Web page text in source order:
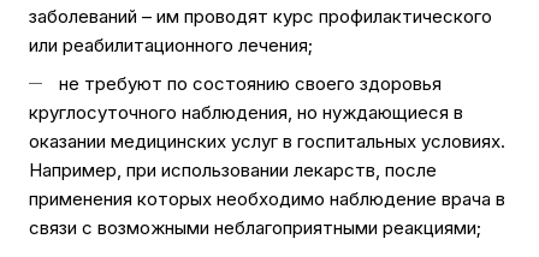
заболеваний – им проводят курс профилактического
или реабилитационного лечения;
не требуют по состоянию своего здоровья
круглосуточного наблюдения, но нуждающиеся в
оказании медицинских услуг в госпитальных условиях.
Например, при использовании лекарств, после
применения которых необходимо наблюдение врача в
связи с возможными неблагоприятными реакциями;